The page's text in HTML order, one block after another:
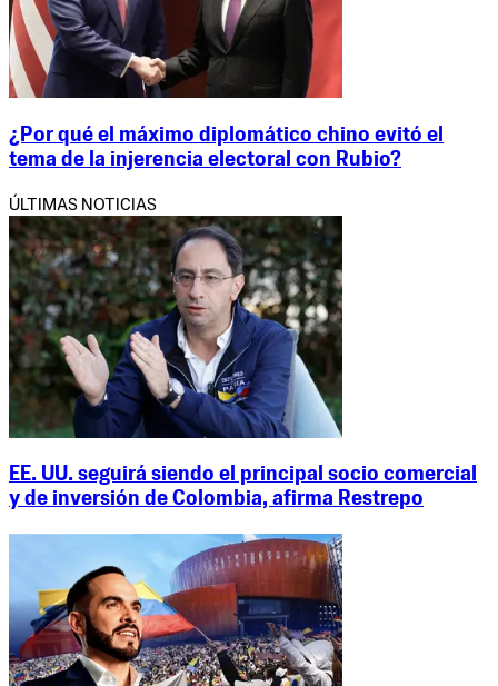
¿Por qué el máximo diplomático chino evitó el
tema de la injerencia electoral con Rubio?
ÚLTIMAS NOTICIAS
EE. UU. seguirá siendo el principal socio comercial
y de inversión de Colombia, afirma Restrepo